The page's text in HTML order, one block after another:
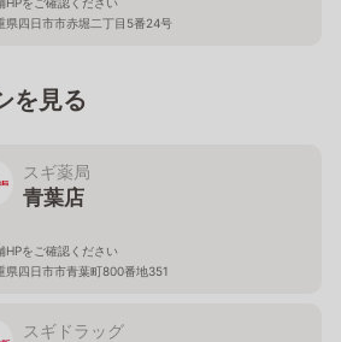
県四日市市赤堀二丁目5番24号
を見る
スギ薬局
青葉店
HPをご確認ください
県四日市市青葉町800番地351
スギドラッグ